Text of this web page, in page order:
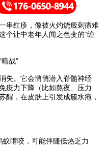
红疹，像被火灼烧般刺痛难
让中老年人闻之色变的“缠
战”
。它会悄悄潜入脊髓神经
疫力下降（比如熬夜、压力
醒，在皮肤上引发成簇水疱，
啃咬，可能伴随低热乏力